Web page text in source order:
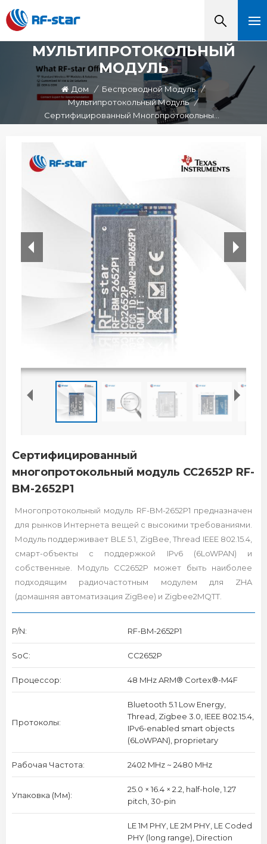
МУЛЬТИПРОТОКОЛЬНЫЙ
МОДУЛЬ
Дом / Беспроводной Модуль /
Мультипротокольный Модуль /
Сертифицированный Многопротокольный Модуль CC2652P RF-BM-2652P1
Сертифицированный
многопротокольный модуль CC2652P RF-
BM-2652P1
Многопротокольный модуль RF-BM-2652P1 предназначен
для рынков Интернета вещей с высокими требованиями.
Модуль поддерживает BLE 5.1, ZigBee, Thread IEEE 802.15.4,
смарт-объекты с поддержкой IPv6 (6LoWPAN) и
собственные. Модуль CC2652P может быть наиболее
подходящим радиочастотным модулем для ZHA
(домашняя автоматизация ZigBee) и Zigbee2MQTT.
P/N: RF-BM-2652P1
SoC: CC2652P
Процессор: 48 MHz ARM® Cortex®-M4F
Протоколы:
Bluetooth 5.1 Low Energy,
Thread, Zigbee 3.0, IEEE 802.15.4,
IPv6-enabled smart objects
(6LoWPAN), proprietary
Рабочая Частота: 2402 MHz ~ 2480 MHz
Упаковка (мм):
25.0 × 16.4 × 2.2, half-hole, 1.27
pitch, 30-pin
LE 1M PHY, LE 2M PHY, LE Coded
PHY (long range), Direction